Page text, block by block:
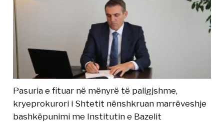
Pasuria e fituar në mënyrë të paligjshme,
kryeprokurori i Shtetit nënshkruan marrëveshje
bashkëpunimi me Institutin e Bazelit